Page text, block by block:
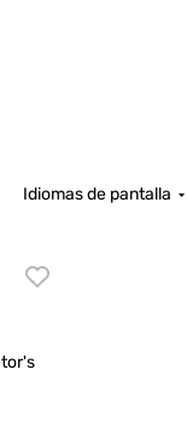
Idiomas de pantalla